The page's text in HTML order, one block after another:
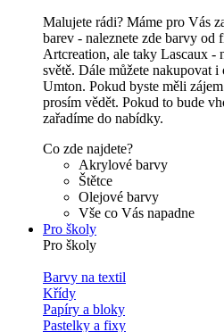
Malujete rádi? Máme pro Vás
barev - naleznete zde barvy od
Artcreation, ale taky Lascaux -
světě. Dále můžete nakupovat
Umton. Pokud byste měli
prosím vědět. Pokud to bude
zařadíme do nabídky.
Co zde najdete?
Akrylové barvy
Štětce
Olejové barvy
Vše co Vás napadne
Pro školy
Pro školy
Barvy na textil
Křídy
Papíry a bloky
Pastelky a fixy